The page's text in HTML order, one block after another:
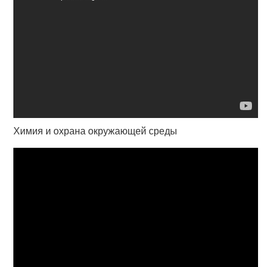
Химия и охрана окружающей среды